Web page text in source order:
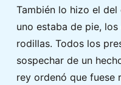
También lo hizo el
uno estaba de pie,
rodillas. Todos los
sospechar de un
rey ordenó que fuese